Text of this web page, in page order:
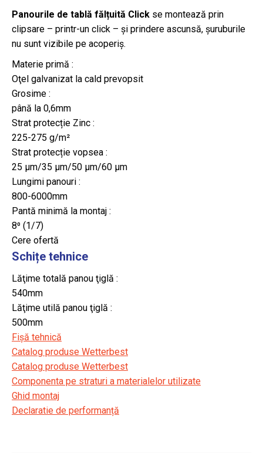
Panourile de tablă fălțuită Click se montează prin
clipsare – printr-un click – și prindere ascunsă, șuruburile
nu sunt vizibile pe acoperiș.
Materie primă :
Oţel galvanizat la cald prevopsit
Grosime :
până la 0,6mm
Strat protecție Zinc :
225-275 g/m²
Strat protecție vopsea :
25 μm/35 μm/50 μm/60 μm
Lungimi panouri :
800-6000mm
Pantă minimă la montaj :
8⁰ (1/7)
Cere ofertă
Schițe tehnice
Lăţime totală panou ţiglă :
540mm
Lăţime utilă panou ţiglă :
500mm
Fișă tehnică
Catalog produse Wetterbest
Catalog produse Wetterbest
Componenta pe straturi a materialelor utilizate
Ghid montaj
Declaratie de performanță